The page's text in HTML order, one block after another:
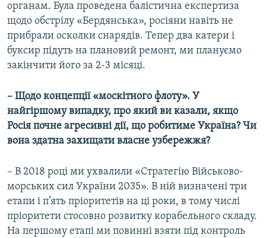
органам. Була проведена балістична експертиза
щодо обстрілу «Бердянська», росіяни навіть не
прибрали осколки снарядів. Тепер два катери і
буксир підуть на плановий ремонт, ми плануємо
закінчити його за 2-3 місяці.
– Щодо концепції «москітного флоту». У
найгіршому випадку, про який ви казали, якщо
Росія почне агресивні дії, що робитиме Україна? Чи
вона здатна захищати власне узбережжя?
– В 2018 році ми ухвалили «Стратегію Військово-
морських сил України 2035». В ній визначені три
етапи і п’ять пріоритетів на ці роки, в тому числі
пріоритети стосовно розвитку корабельного складу.
На першому етапі ми повинні взяти під контроль